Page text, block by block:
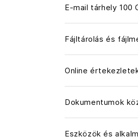
E-mail tárhely 100
Fájltárolás és
Online
Dokumentumok
Eszközök és